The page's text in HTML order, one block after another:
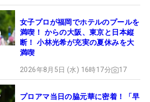
女子プロが福岡でホテルのプールを
満喫！ からの大阪、東京と日本縦
断！ 小林光希が充実の夏休みを大
満喫
2026年8月5日 (水) 16時17分 17
プロアマ当日の脇元華に密着！「早